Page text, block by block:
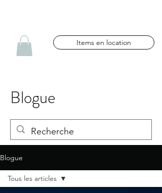
Items en location
Blogue
Blogue
Tous les articles